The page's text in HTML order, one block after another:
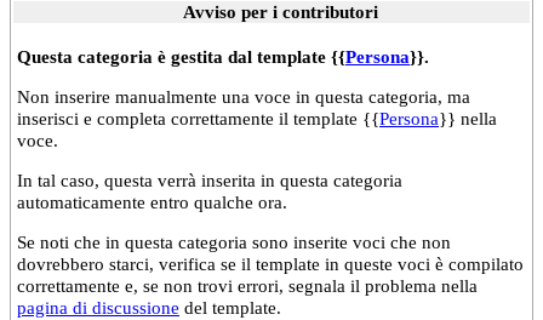
Avviso per i contributori
Questa categoria è gestita dal template {{Persona}}.
Non inserire manualmente una voce in questa categoria, ma
inserisci e completa correttamente il template {{Persona}} nella
voce.
In tal caso, questa verrà inserita in questa categoria
automaticamente entro qualche ora.
Se noti che in questa categoria sono inserite voci che non
dovrebbero starci, verifica se il template in queste voci è compilato
correttamente e, se non trovi errori, segnala il problema nella
pagina di discussione del template.